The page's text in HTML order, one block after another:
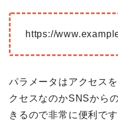
https://
パラメータはアクセス
クセスなのかSNSから
きるので非常に便利です